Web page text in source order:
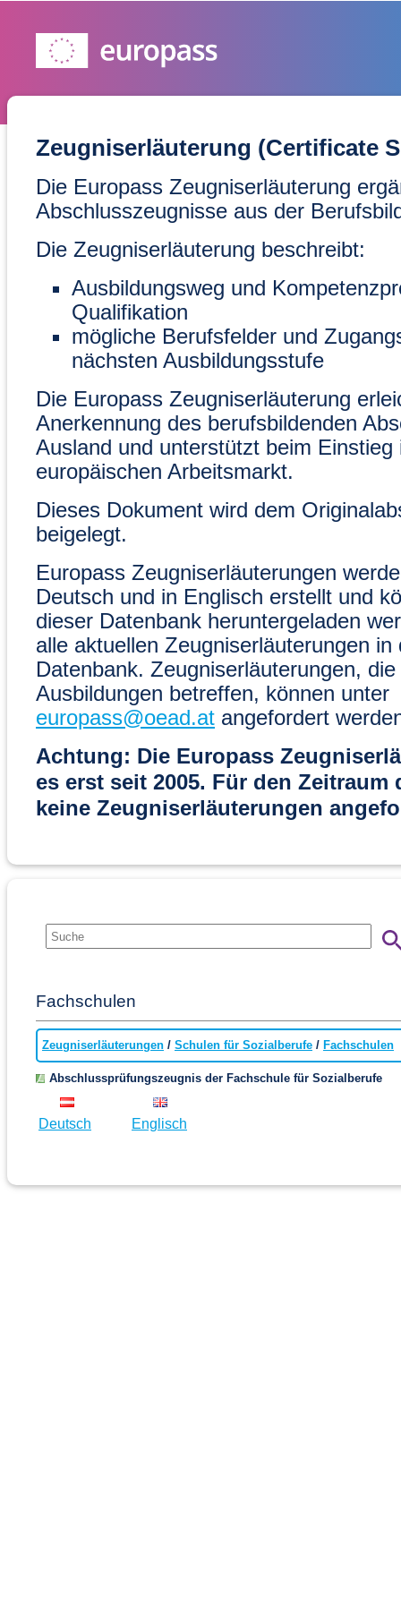
Zeugniserläuterung (Certificate
Die Europass Zeugniserläuterung
Abschlusszeugnisse aus der
Die Zeugniserläuterung beschreibt:
Ausbildungsweg und
Qualifikation
mögliche Berufsfelder und
nächsten Ausbildungsstufe
Die Europass Zeugniserläuterung
Anerkennung des berufsbildenden
Ausland und unterstützt beim Einstieg
europäischen Arbeitsmarkt.
Dieses Dokument wird dem
beigelegt.
Europass Zeugniserläuterungen
Deutsch und in Englisch erstellt und
dieser Datenbank heruntergeladen
alle aktuellen Zeugniserläuterungen in
Datenbank. Zeugniserläuterungen,
Ausbildungen betreffen, können unter
europass@oead.at angefordert
Achtung: Die Europass
es erst seit 2005. Für den Zeitraum
keine Zeugniserläuterungen
Fachschulen
Zeugniserläuterungen / Schulen für Sozialberufe / Fachschulen
Abschlussprüfungszeugnis der Fachschule für Sozialberufe
Deutsch Englisch